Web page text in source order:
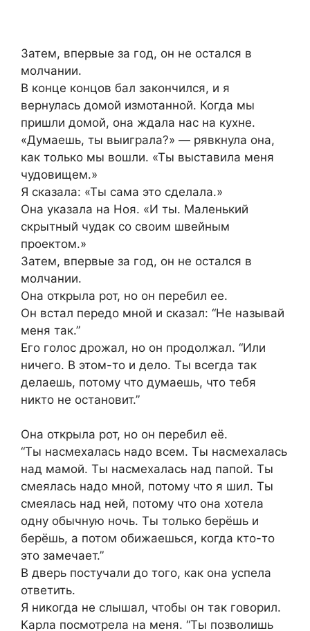
Затем, впервые за год, он не остался в
молчании.
В конце концов бал закончился, и я
вернулась домой измотанной. Когда мы
пришли домой, она ждала нас на кухне.
«Думаешь, ты выиграла?» — рявкнула она,
как только мы вошли. «Ты выставила меня
чудовищем.»
Я сказала: «Ты сама это сделала.»
Она указала на Ноя. «И ты. Маленький
скрытный чудак со своим швейным
проектом.»
Затем, впервые за год, он не остался в
молчании.
Она открыла рот, но он перебил ее.
Он встал передо мной и сказал: “Не называй
меня так.”
Его голос дрожал, но он продолжал. “Или
ничего. В этом-то и дело. Ты всегда так
делаешь, потому что думаешь, что тебя
никто не остановит.”
Она открыла рот, но он перебил её.
“Ты насмехалась надо всем. Ты насмехалась
над мамой. Ты насмехалась над папой. Ты
смеялась надо мной, потому что я шил. Ты
смеялась над ней, потому что она хотела
одну обычную ночь. Ты только берёшь и
берёшь, а потом обижаешься, когда кто-то
это замечает.”
В дверь постучали до того, как она успела
ответить.
Я никогда не слышал, чтобы он так говорил.
Карла посмотрела на меня. “Ты позволишь